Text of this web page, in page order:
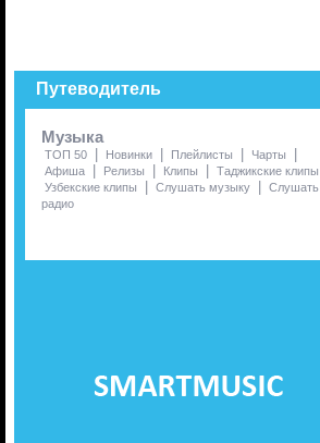
Путеводитель
Музыка
ТОП 50 | Новинки | Плейлисты | Чарты |
Афиша | Релизы | Клипы | Таджикские клипы
Узбекские клипы | Слушать музыку | Слушать
радио